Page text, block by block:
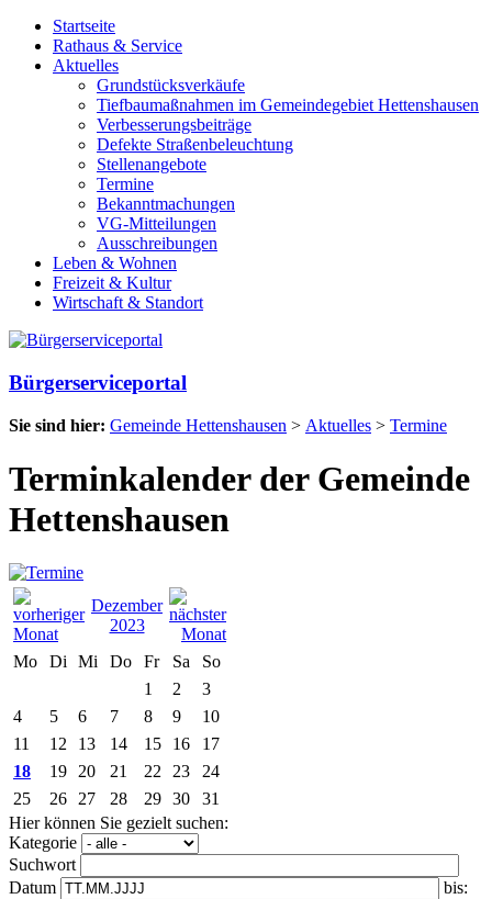
Startseite
Rathaus & Service
Aktuelles
Grundstücksverkäufe
Tiefbaumaßnahmen im Gemeindegebiet Hettenshausen
Verbesserungsbeiträge
Defekte Straßenbeleuchtung
Stellenangebote
Termine
Bekanntmachungen
VG-Mitteilungen
Ausschreibungen
Leben & Wohnen
Freizeit & Kultur
Wirtschaft & Standort
Bürgerserviceportal
Sie sind hier: Gemeinde Hettenshausen > Aktuelles > Termine
Terminkalender der Gemeinde
Hettenshausen
Dezember
2023
Mo
Di Mi Do Fr Sa
So
1
2
3
4
5 6 7 8 9
10
11
12 13 14 15 16
17
18
19 20 21 22 23
24
25
26 27 28 29 30
31
Hier können Sie gezielt suchen:
Kategorie
Suchwort
Datum
bis: